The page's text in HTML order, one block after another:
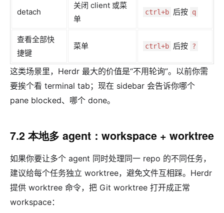
detach
关闭 client 或菜
单
ctrl+b 后按 q
查看全部快
捷键
菜单 ctrl+b 后按 ?
这类场景里，Herdr 最大的价值是“不用轮询”。以前你需
要挨个看 terminal tab；现在 sidebar 会告诉你哪个
pane blocked、哪个 done。
7.2 本地多 agent：workspace + worktree
如果你要让多个 agent 同时处理同一 repo 的不同任务，
建议给每个任务独立 worktree，避免文件互相踩。Herdr
提供 worktree 命令，把 Git worktree 打开成正常
workspace：